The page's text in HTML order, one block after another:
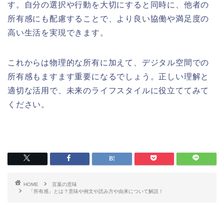
す。自分の選択や行動を大切にすると同時に、他者の
所有感にも配慮することで、より良い協働や満足度の
高い生活を実現できます。
これからは物理的な所有に加えて、デジタル空間での
所有感もますます重要になるでしょう。正しい理解と
適切な活用で、未来のライフスタイルに役立ててみて
ください。
HOME
言葉の意味
「所有感」とは？意味や例文や読み方や由来について解説！